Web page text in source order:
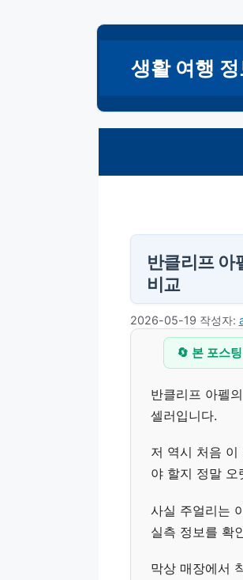
생활 여행
반클리프 아
비교
2026-05-19 작성자:
🔄 본 포스
반클리프 아펠
셀러입니다.
저 역시 처음 이
야 할지 정말 오
사실 주얼리는
실측 정보를 확
막상 매장에서